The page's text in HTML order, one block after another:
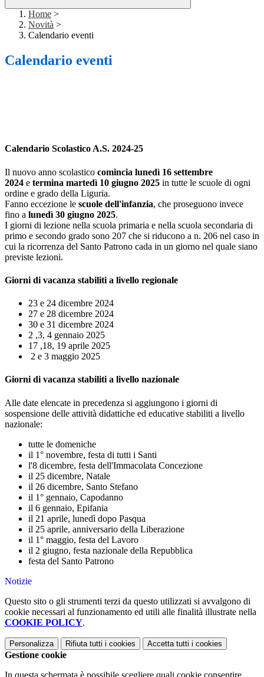
Home >
Novità >
Calendario eventi
Calendario eventi
Calendario Scolastico A.S. 2024-25
Il nuovo anno scolastico comincia lunedì 16 settembre
2024 e termina martedì 10 giugno 2025 in tutte le scuole di ogni
ordine e grado della Liguria.
Fanno eccezione le scuole dell'infanzia, che proseguono invece
fino a lunedì 30 giugno 2025.
I giorni di lezione nella scuola primaria e nella scuola secondaria di
primo e secondo grado sono 207 che si riducono a n. 206 nel caso in
cui la ricorrenza del Santo Patrono cada in un giorno nel quale siano
previste lezioni.
Giorni di vacanza stabiliti a livello regionale
23 e 24 dicembre 2024
27 e 28 dicembre 2024
30 e 31 dicembre 2024
2 ,3, 4 gennaio 2025
17 ,18, 19 aprile 2025
2 e 3 maggio 2025
Giorni di vacanza stabiliti a livello nazionale
Alle date elencate in precedenza si aggiungono i giorni di
sospensione delle attività didattiche ed educative stabiliti a livello
nazionale:
tutte le domeniche
il 1° novembre, festa di tutti i Santi
l'8 dicembre, festa dell'Immacolata Concezione
il 25 dicembre, Natale
il 26 dicembre, Santo Stefano
il 1° gennaio, Capodanno
il 6 gennaio, Epifania
il 21 aprile, lunedì dopo Pasqua
il 25 aprile, anniversario della Liberazione
il 1° maggio, festa del Lavoro
il 2 giugno, festa nazionale della Repubblica
festa del Santo Patrono
Notizie
Questo sito o gli strumenti terzi da questo utilizzati si avvalgono di
cookie necessari al funzionamento ed utili alle finalità illustrate nella
COOKIE POLICY.
Personalizza Rifiuta tutti i cookies Accetta tutti i cookies
Gestione cookie
In questa schermata è possibile scegliere quali cookie consentire.